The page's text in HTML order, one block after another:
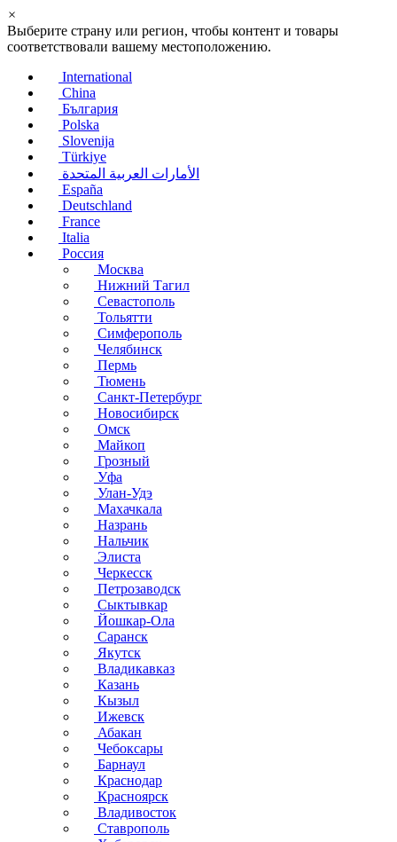
×
Выберите страну или регион, чтобы контент и товары
соответствовали вашему местоположению.
International
China
България
Polska
Slovenija
Türkiye
الأمارات العربية المتحدة
España
Deutschland
France
Italia
Россия
Москва
Нижний Тагил
Севастополь
Тольятти
Симферополь
Челябинск
Пермь
Тюмень
Санкт-Петербург
Новосибирск
Омск
Майкоп
Грозный
Уфа
Улан-Удэ
Махачкала
Назрань
Нальчик
Элиста
Черкесск
Петрозаводск
Сыктывкар
Йошкар-Ола
Саранск
Якутск
Владикавказ
Казань
Кызыл
Ижевск
Абакан
Чебоксары
Барнаул
Краснодар
Красноярск
Владивосток
Ставрополь